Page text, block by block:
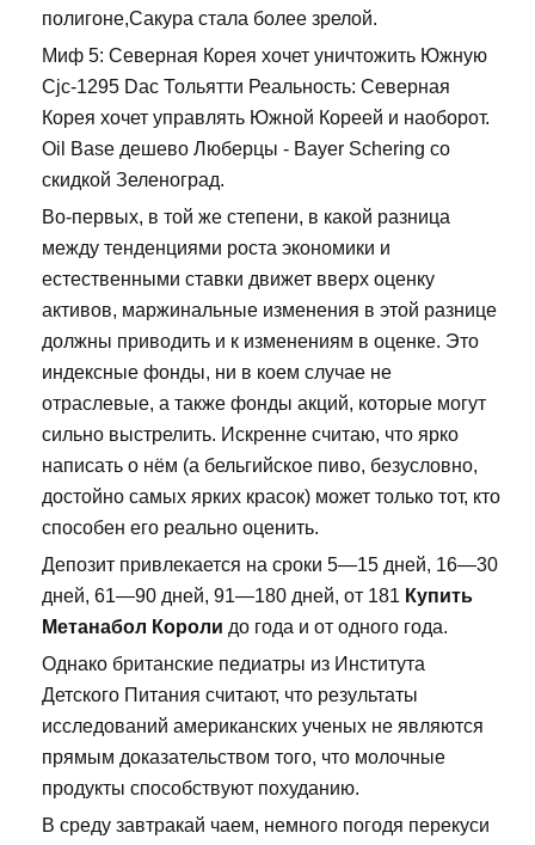
полигоне,Сакура стала более зрелой.
Миф 5: Северная Корея хочет уничтожить Южную
Cjc-1295 Dac Тольятти Реальность: Северная
Корея хочет управлять Южной Кореей и наоборот.
Oil Base дешево Люберцы - Bayer Schering со
скидкой Зеленоград.
Во-первых, в той же степени, в какой разница
между тенденциями роста экономики и
естественными ставки движет вверх оценку
активов, маржинальные изменения в этой разнице
должны приводить и к изменениям в оценке. Это
индексные фонды, ни в коем случае не
отраслевые, а также фонды акций, которые могут
сильно выстрелить. Искренне считаю, что ярко
написать о нём (а бельгийское пиво, безусловно,
достойно самых ярких красок) может только тот, кто
способен его реально оценить.
Депозит привлекается на сроки 5—15 дней, 16—30
дней, 61—90 дней, 91—180 дней, от 181 Купить
Метанабол Короли до года и от одного года.
Однако британские педиатры из Института
Детского Питания считают, что результаты
исследований американских ученых не являются
прямым доказательством того, что молочные
продукты способствуют похуданию.
В среду завтракай чаем, немного погодя перекуси